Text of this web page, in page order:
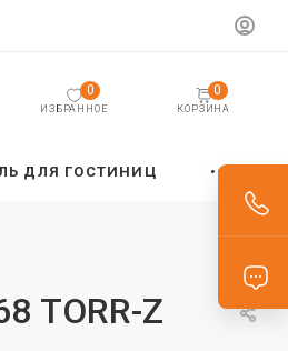
ИЗБРАННОЕ
0
КОРЗИНА
0
ДЛЯ ГОСТИНИЦ
TORR-Z